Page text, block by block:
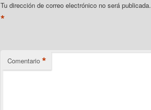
Tu dirección de correo electrónico no será publicada.
*
Comentario *